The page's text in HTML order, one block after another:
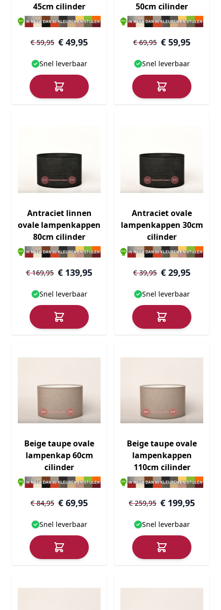
45cm cilinder
€ 49,95
€ 59,95
Snel leverbaar
50cm cilinder
€ 59,95
€ 69,95
Snel leverbaar
Antraciet linnen
ovale lampenkappen
80cm cilinder
€ 139,95
€ 169,95
Snel leverbaar
Antraciet ovale
lampenkappen 30cm
cilinder
€ 29,95
€ 39,95
Snel leverbaar
Beige taupe ovale
lampenkap 60cm
cilinder
€ 69,95
€ 84,95
Snel leverbaar
Beige taupe ovale
lampenkappen
110cm cilinder
€ 199,95
€ 259,95
Snel leverbaar